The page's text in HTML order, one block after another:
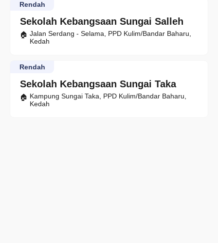
Sekolah Kebangsaan Sungai Salleh
Rendah
Jalan Serdang - Selama, PPD Kulim/Bandar Baharu,
Kedah
Sekolah Kebangsaan Sungai Taka
Rendah
Kampung Sungai Taka, PPD Kulim/Bandar Baharu,
Kedah